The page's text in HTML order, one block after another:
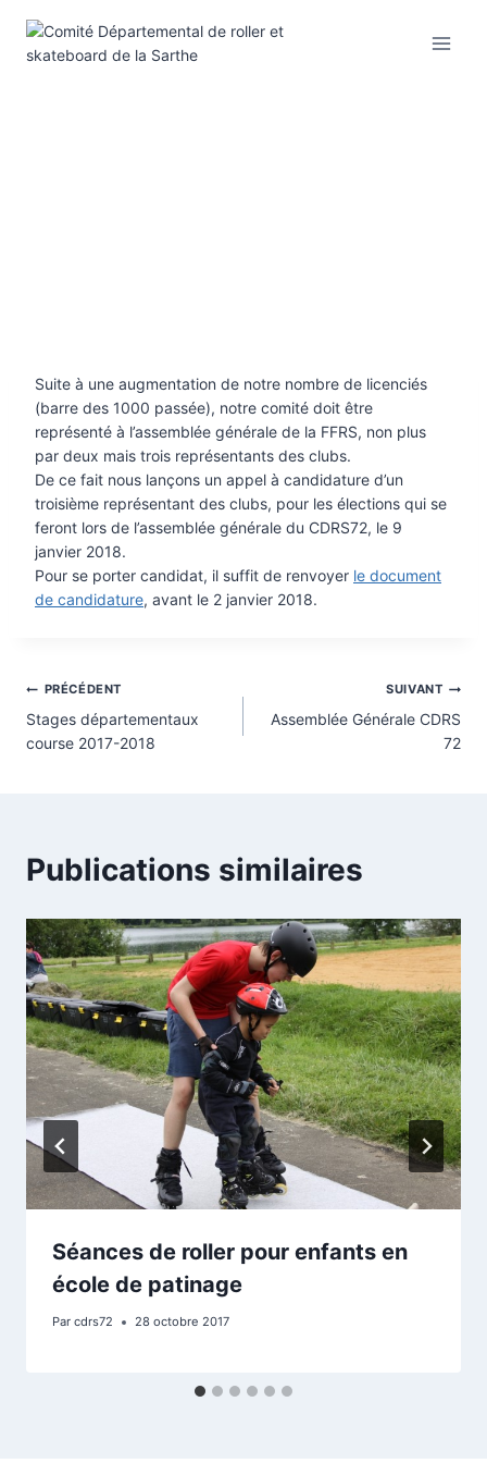
contenu
Suite à une augmentation de notre nombre de licenciés
(barre des 1000 passée), notre comité doit être
représenté à l’assemblée générale de la FFRS, non plus
par deux mais trois représentants des clubs.
De ce fait nous lançons un appel à candidature d’un
troisième représentant des clubs, pour les élections qui se
feront lors de l’assemblée générale du CDRS72, le 9
janvier 2018.
Pour se porter candidat, il suffit de renvoyer le document
de candidature, avant le 2 janvier 2018.
Navigation
de
PRÉCÉDENT
Stages départementaux
course 2017-2018
SUIVANT
Assemblée Générale CDRS
72
Publications similaires
Séances de roller pour enfants en
école de patinage
Par cdrs72 28 octobre 2017